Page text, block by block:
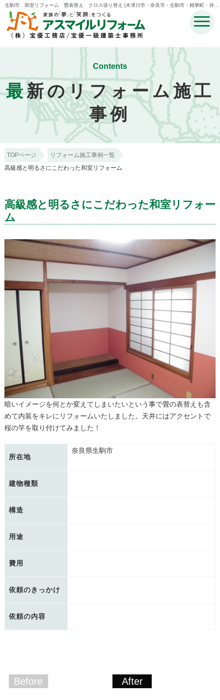
生駒市 和室リフォーム 畳表替え クロス張り替え |木津川市・奈良市・生駒市・精華町・井手
町のリフォームのことなら宝優工務店アスマイルリフォーム
Contents
最新のリフォーム施工
事例
TOPページ
リフォーム施工事例一覧
高級感と明るさにこだわった和室リフォーム
高級感と明るさにこだわった和室リフォー
ム
暗いイメージを何とか変えてしまいたいという事で畳の表替えも含
めて内装をキレにリフォームいたしました。天井にはアクセントで
桜の竿を取り付けてみました！
所在地
奈良県生駒市
建物種類
構造
用途
費用
依頼のきっかけ
依頼の内容
Before After